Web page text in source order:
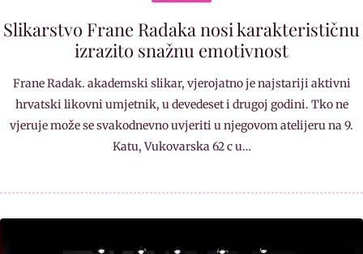
Slikarstvo Frane Radaka nosi karakterističnu
izrazito snažnu emotivnost
Frane Radak. akademski slikar, vjerojatno je najstariji aktivni
hrvatski likovni umjetnik, u devedeset i drugoj godini. Tko ne
vjeruje može se svakodnevno uvjeriti u njegovom atelijeru na 9.
Katu, Vukovarska 62 c u…